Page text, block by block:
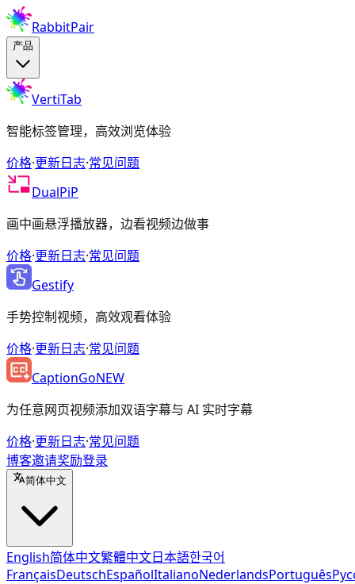
RabbitPair
产品
VertiTab
智能标签管理，高效浏览体验
价格·更新日志·常见问题
DualPiP
画中画悬浮播放器，边看视频边做事
价格·更新日志·常见问题
Gestify
手势控制视频，高效观看体验
价格·更新日志·常见问题
CaptionGoNEW
为任意网页视频添加双语字幕与 AI 实时字幕
价格·更新日志·常见问题
博客邀请奖励登录
简体中文
English简体中文繁體中文日本語한국어
FrançaisDeutschEspañolItalianoNederlandsPortuguês